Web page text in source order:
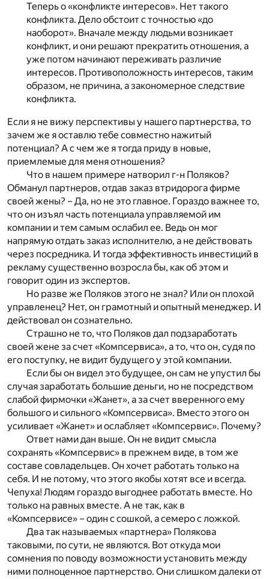
Теперь о «конфликте интересов». Нет такого
конфликта. Дело обстоит с точностью «до
наоборот». Вначале между людьми возникает
конфликт, и они решают прекратить отношения, а
уже потом начинают переживать различие
интересов. Противоположность интересов, таким
образом, не причина, а закономерное следствие
конфликта.
Если я не вижу перспективы у нашего партнерства, то
зачем же я оставлю тебе совместно нажитый
потенциал? А с чем же я тогда приду в новые,
приемлемые для меня отношения?
Что в нашем примере натворил г-н Поляков?
Обманул партнеров, отдав заказ втридорога фирме
своей жены? – Да, но не это главное. Гораздо важнее то,
что он изъял часть потенциала управляемой им
компании и тем самым ослабил ее. Ведь он мог
напрямую отдать заказ исполнителю, а не действовать
через посредника. И тогда эффективность инвестиций в
рекламу существенно возросла бы, как об этом и
говорит один из экспертов.
Но разве же Поляков этого не знал? Или он плохой
управленец? Нет, он грамотный и опытный менеджер. И
действовал он сознательно.
Страшно не то, что Поляков дал подзаработать
своей жене за счет «Компсервиса», а то, что он, судя по
его поступку, не видит будущего у этой компании.
Если бы он видел это будущее, он сам не упустил бы
случая заработать большие деньги, но не посредством
слабой фирмочки «Жанет», а за счет вверенного ему
большого и сильного «Компсервиса». Вместо этого он
усиливает «Жанет» и ослабляет «Компсервис». Почему?
Ответ нами дан выше. Он не видит смысла
сохранять «Компсервис» в прежнем виде, в том же
составе совладельцев. Он хочет работать только на
себя. И не потому, что этого якобы хотят все и всегда.
Чепуха! Людям гораздо выгоднее работать вместе. Но
только на равных вместе. А не так, как в
«Компсервисе» – один с сошкой, а семеро с ложкой.
Два так называемых «партнера» Полякова
таковыми, по сути, не являются. Вот откуда мои
сомнения по поводу возможности установить между
ними полноценное партнерство. Они слишком далеки от